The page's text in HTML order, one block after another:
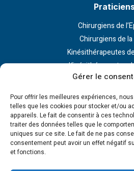
Gérer le
Pour offrir les meilleures expériences,
telles que les cookies pour stocker et/ou
appareils. Le fait de consentir à ces
traiter des données telles que le
uniques sur ce site. Le fait de ne pas
consentement peut avoir un effet négatif
et fonctions.
Chirurgiens de
Chirurgiens de la
Kinésithérapeutes
Kinésithérapeutes
Clinique
23 Rue Georges
75116 Paris
Nous